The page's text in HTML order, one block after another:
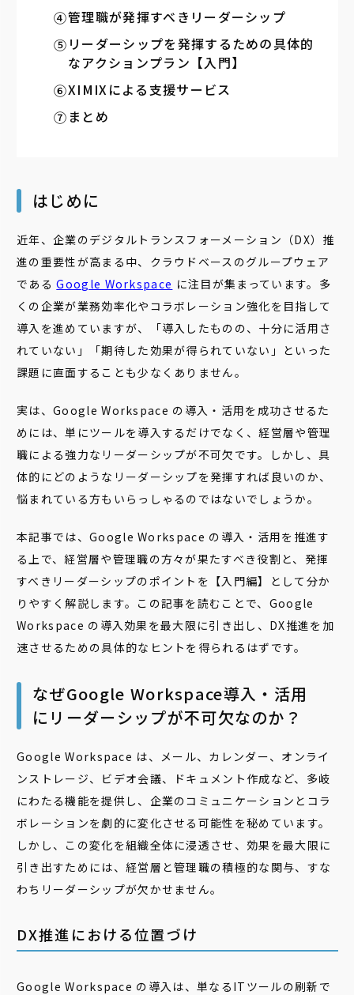
管理職が発揮すべきリーダーシップ
リーダーシップを発揮するための具体的
なアクションプラン【入門】
XIMIXによる支援サービス
まとめ
はじめに
近年、企業のデジタルトランスフォーメーション（DX）推
進の重要性が高まる中、クラウドベースのグループウェア
であるGoogle Workspace に注目が集まっています。多
くの企業が業務効率化やコラボレーション強化を目指して
導入を進めていますが、「導入したものの、十分に活用さ
れていない」「期待した効果が得られていない」といった
課題に直面することも少なくありません。
実は、Google Workspace の導入・活用を成功させるた
めには、単にツールを導入するだけでなく、経営層や管理
職による強力なリーダーシップが不可欠です。しかし、具
体的にどのようなリーダーシップを発揮すれば良いのか、
悩まれている方もいらっしゃるのではないでしょうか。
本記事では、Google Workspace の導入・活用を推進す
る上で、経営層や管理職の方々が果たすべき役割と、発揮
すべきリーダーシップのポイントを【入門編】として分か
りやすく解説します。この記事を読むことで、Google
Workspace の導入効果を最大限に引き出し、DX推進を加
速させるための具体的なヒントを得られるはずです。
なぜGoogle Workspace導入・活用
にリーダーシップが不可欠なのか？
Google Workspace は、メール、カレンダー、オンライ
ンストレージ、ビデオ会議、ドキュメント作成など、多岐
にわたる機能を提供し、企業のコミュニケーションとコラ
ボレーションを劇的に変化させる可能性を秘めています。
しかし、この変化を組織全体に浸透させ、効果を最大限に
引き出すためには、経営層と管理職の積極的な関与、すな
わちリーダーシップが欠かせません。
DX推進における位置づけ
Google Workspace の導入は、単なるITツールの刷新で